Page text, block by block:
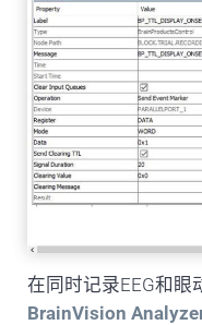
在同时记录EEG和眼
BrainVision